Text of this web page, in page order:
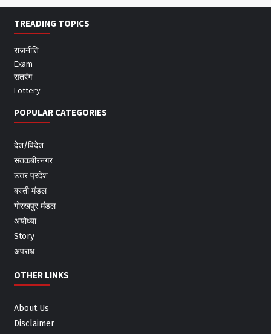
TREADING TOPICS
राजनीति
Exam
सतरंग
Lottery
POPULAR CATEGORIES
देश/विदेश
संतकबीरनगर
उत्तर प्रदेश
बस्ती मंडल
गोरखपुर मंडल
अयोध्या
Story
अपराध
OTHER LINKS
About Us
Disclaimer